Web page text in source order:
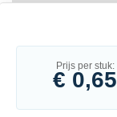
Prijs per stuk:
€ 0,65